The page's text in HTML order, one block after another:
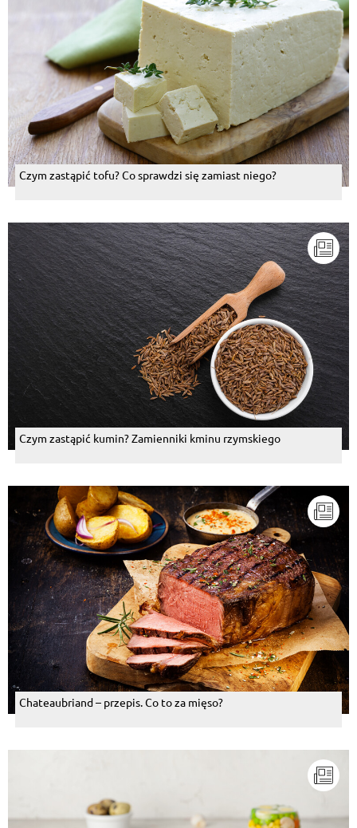
Czym zastąpić tofu? Co sprawdzi się zamiast niego?
Czym zastąpić kumin? Zamienniki kminu rzymskiego
Chateaubriand – przepis. Co to za mięso?